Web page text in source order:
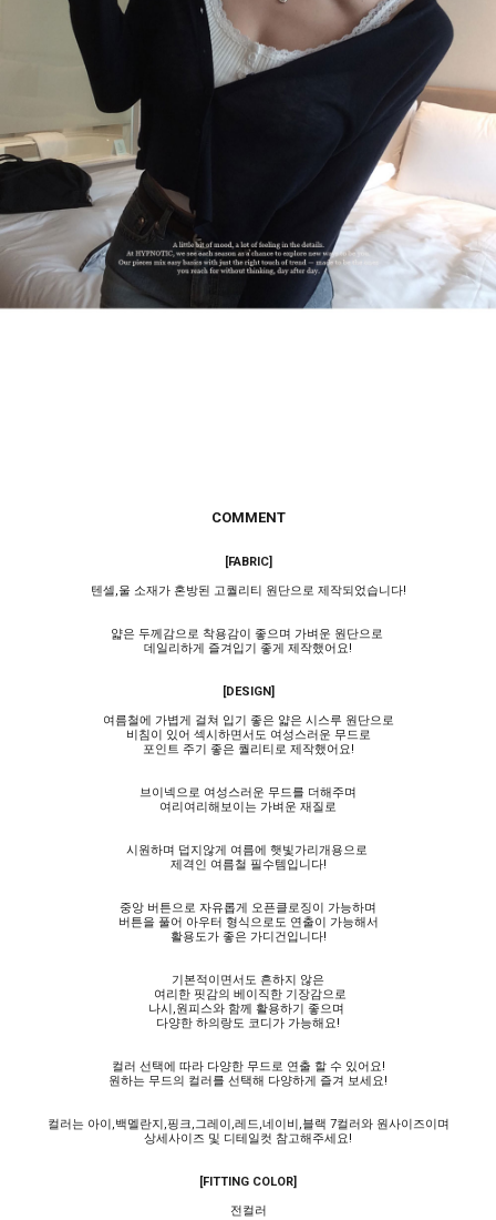
COMMENT
[FABRIC]
텐셀,울 소재가 혼방된 고퀄리티 원단으로 제작되었습니다!
얇은 두께감으로 착용감이 좋으며 가벼운 원단으로
데일리하게 즐겨입기 좋게 제작했어요!
[DESIGN]
여름철에 가볍게 걸쳐 입기 좋은 얇은 시스루 원단으로
비침이 있어 섹시하면서도 여성스러운 무드로
포인트 주기 좋은 퀄리티로 제작했어요!
브이넥으로 여성스러운 무드를 더해주며
여리여리해보이는 가벼운 재질로
시원하며 덥지않게 여름에 햇빛가리개용으로
제격인 여름철 필수템입니다!
중앙 버튼으로 자유롭게 오픈클로징이 가능하며
버튼을 풀어 아우터 형식으로도 연출이 가능해서
활용도가 좋은 가디건입니다!
기본적이면서도 흔하지 않은
여리한 핏감의 베이직한 기장감으로
나시,원피스와 함께 활용하기 좋으며
다양한 하의랑도 코디가 가능해요!
컬러 선택에 따라 다양한 무드로 연출 할 수 있어요!
원하는 무드의 컬러를 선택해 다양하게 즐겨 보세요!
컬러는 아이,백멜란지,핑크,그레이,레드,네이비,블랙 7컬러와 원사이즈이며
상세사이즈 및 디테일컷 참고해주세요!
[FITTING COLOR]
전컬러